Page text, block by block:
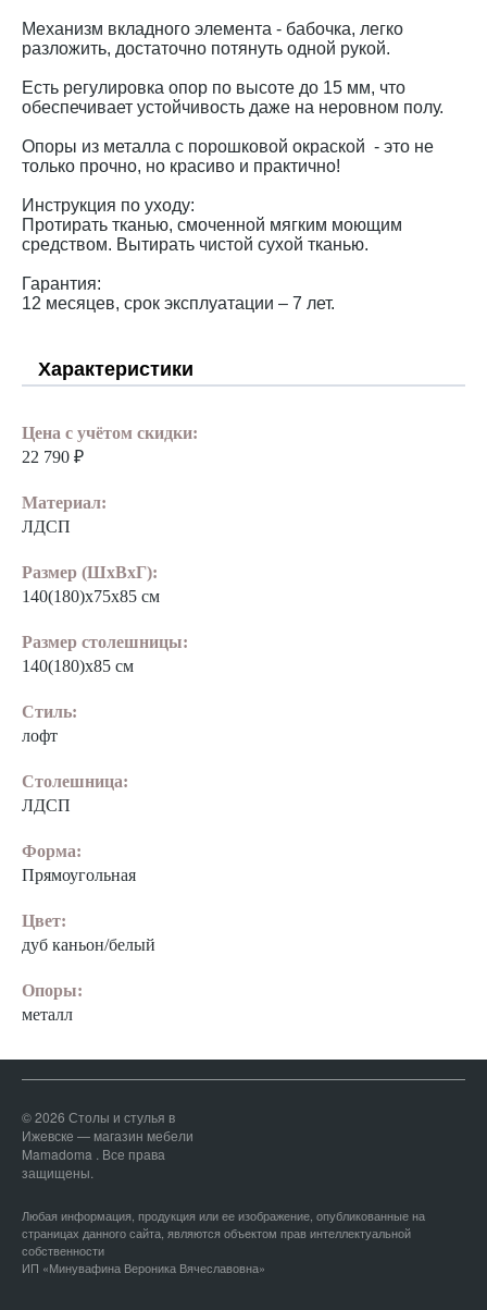
Механизм вкладного элемента - бабочка, легко
разложить, достаточно потянуть одной рукой.
Есть регулировка опор по высоте до 15 мм, что
обеспечивает устойчивость даже на неровном полу.
Опоры из металла с порошковой окраской - это не
только прочно, но красиво и практично!
Инструкция по уходу:
Протирать тканью, смоченной мягким моющим
средством. Вытирать чистой сухой тканью.
Гарантия:
12 месяцев, срок эксплуатации – 7 лет.
Характеристики
Цена с учётом скидки:
22 790 ₽
Материал:
ЛДСП
Размер (ШхВхГ):
140(180)x75х85 см
Размер столешницы:
140(180)х85 см
Стиль:
лофт
Столешница:
ЛДСП
Форма:
Прямоугольная
Цвет:
дуб каньон/белый
Опоры:
металл
© 2026 Столы и стулья в
Ижевске — магазин мебели
Mamadoma . Все права
защищены.
Любая информация, продукция или ее изображение, опубликованные на
страницах данного сайта, являются объектом прав интеллектуальной
собственности
ИП «Минувафина Вероника Вячеславовна»